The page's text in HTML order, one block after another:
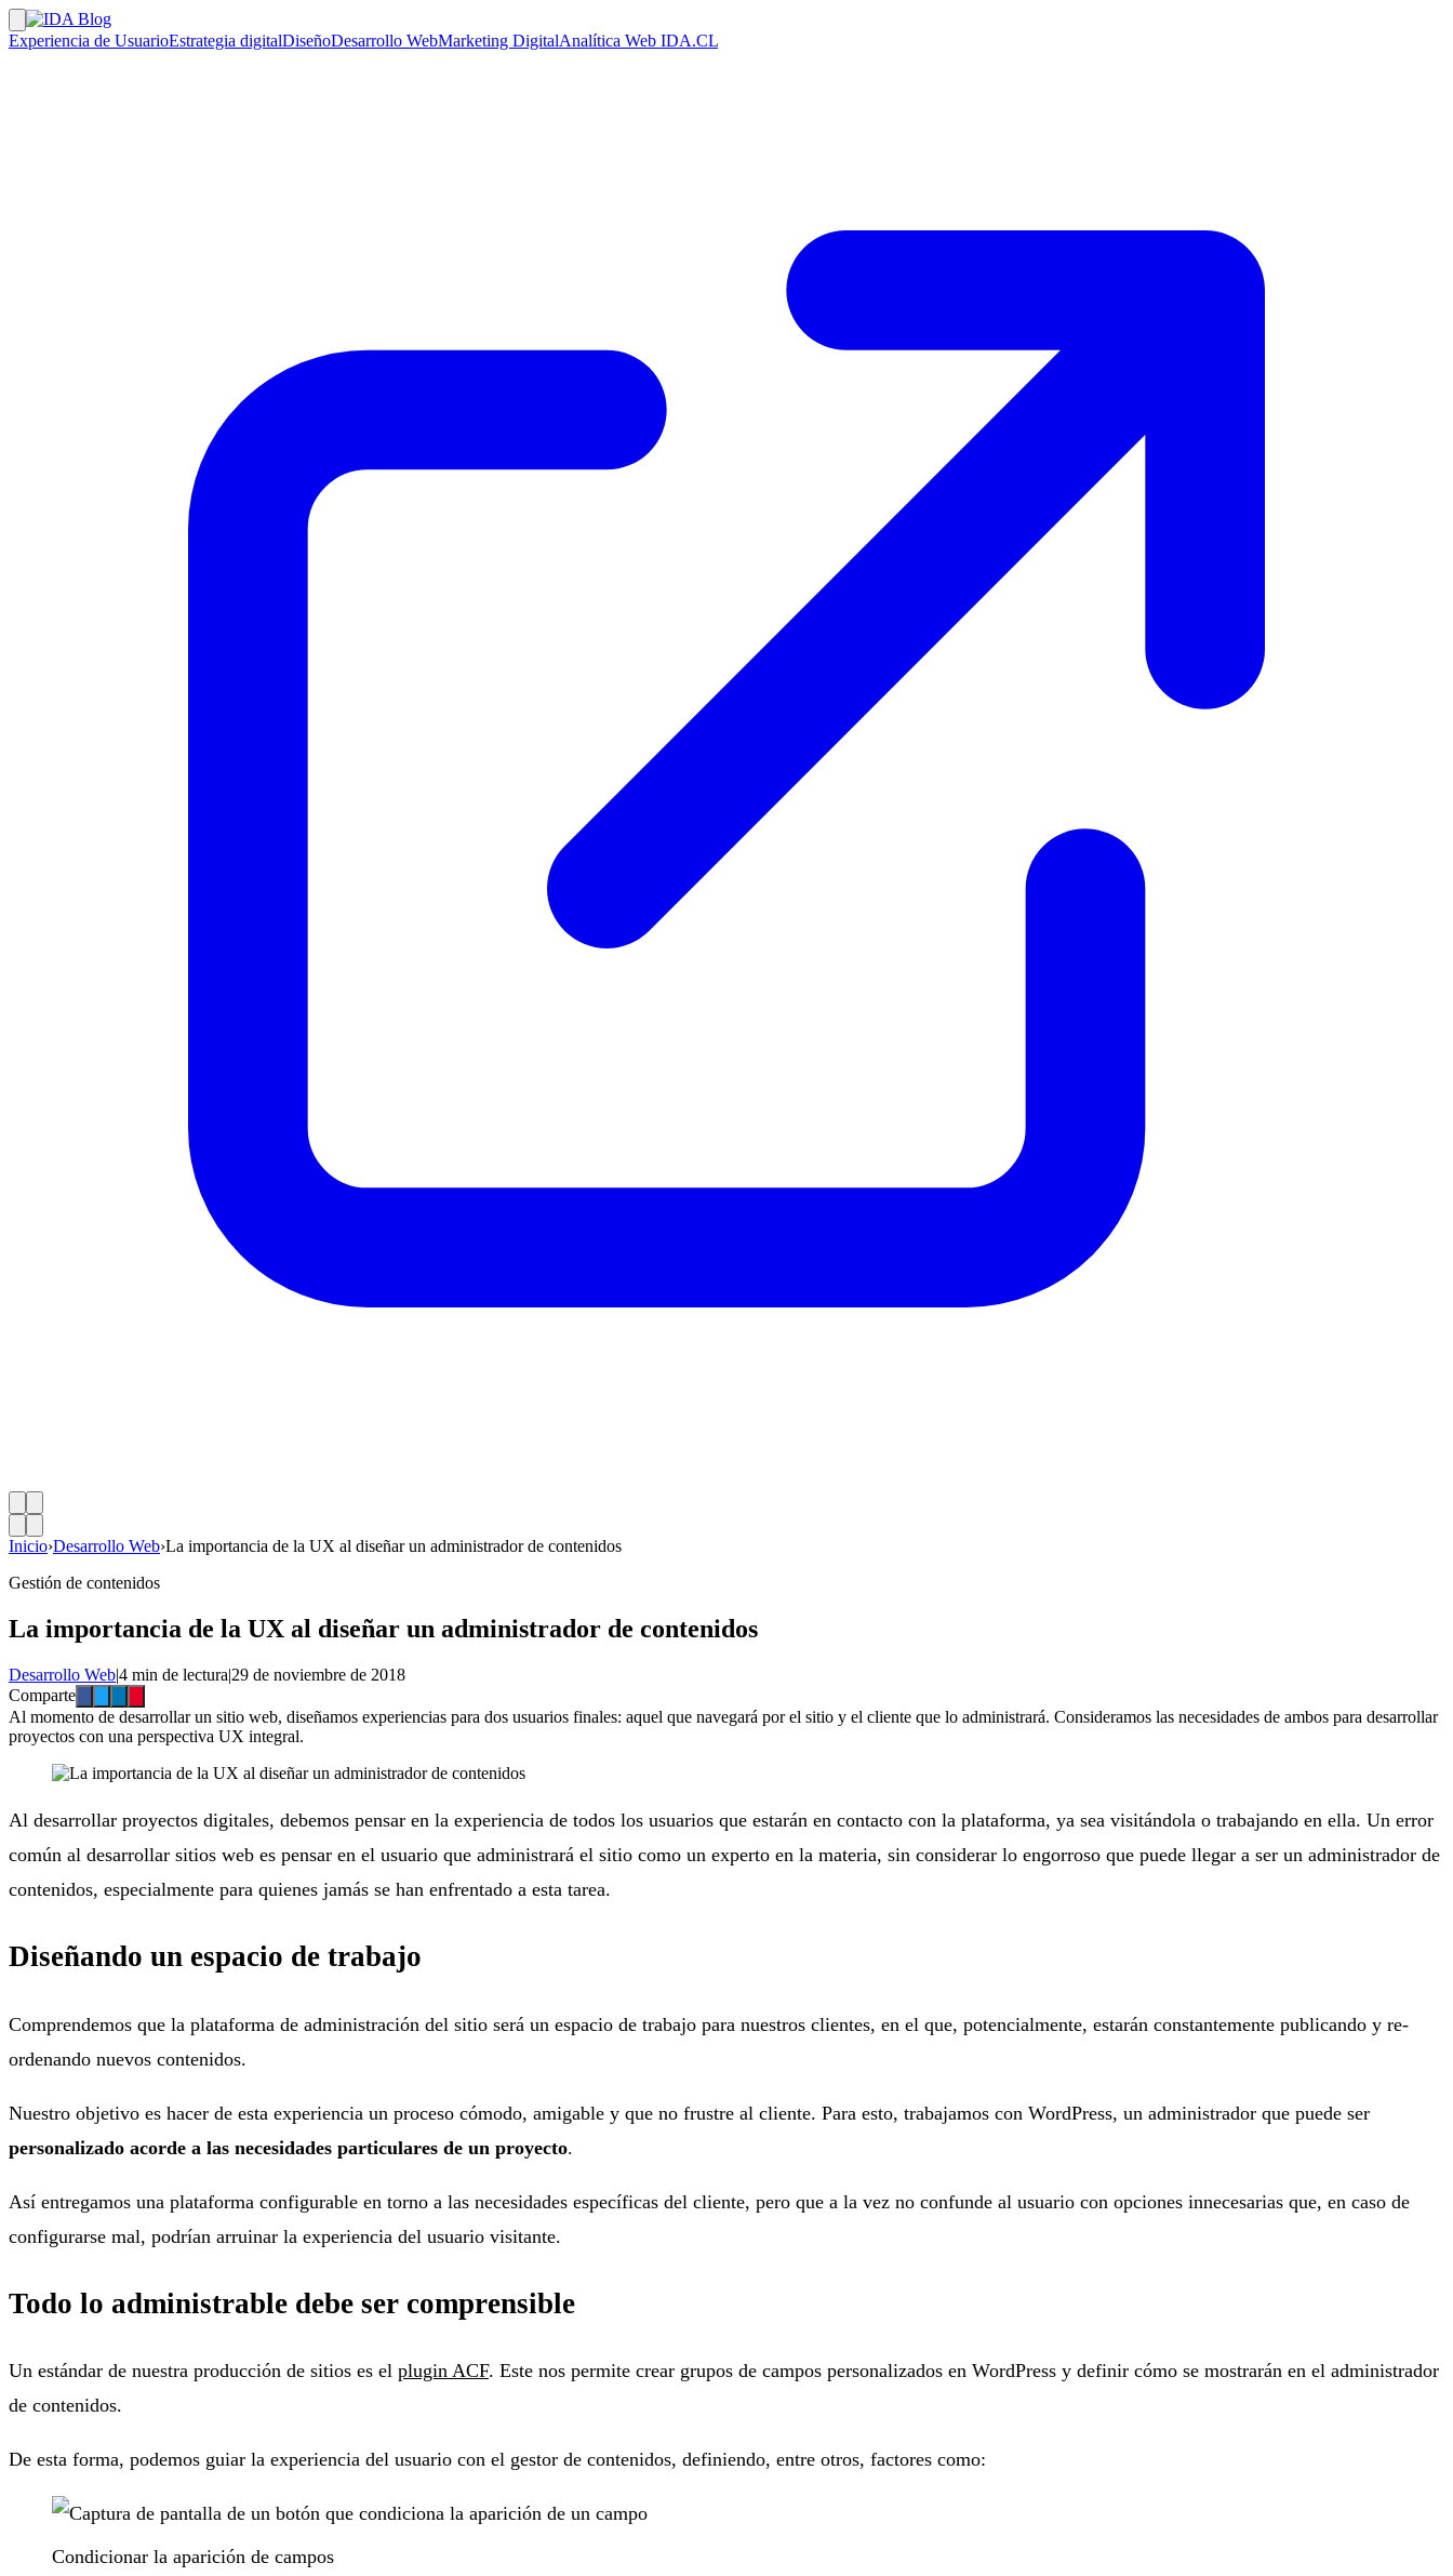
Experiencia de UsuarioEstrategia digitalDiseñoDesarrollo WebMarketing DigitalAnalítica Web IDA.CL
Inicio›Desarrollo Web›La importancia de la UX al diseñar un administrador de contenidos
Gestión de contenidos
La importancia de la UX al diseñar un administrador de contenidos
Desarrollo Web|4 min de lectura|29 de noviembre de 2018
Comparte
Al momento de desarrollar un sitio web, diseñamos experiencias para dos usuarios finales: aquel que navegará por el sitio y el cliente que lo administrará. Consideramos las necesidades de ambos para desarrollar
proyectos con una perspectiva UX integral.
Al desarrollar proyectos digitales, debemos pensar en la experiencia de todos los usuarios que estarán en contacto con la plataforma, ya sea visitándola o trabajando en ella. Un error
común al desarrollar sitios web es pensar en el usuario que administrará el sitio como un experto en la materia, sin considerar lo engorroso que puede llegar a ser un administrador de
contenidos, especialmente para quienes jamás se han enfrentado a esta tarea.
Diseñando un espacio de trabajo
Comprendemos que la plataforma de administración del sitio será un espacio de trabajo para nuestros clientes, en el que, potencialmente, estarán constantemente publicando y re-
ordenando nuevos contenidos.
Nuestro objetivo es hacer de esta experiencia un proceso cómodo, amigable y que no frustre al cliente. Para esto, trabajamos con WordPress, un administrador que puede ser
personalizado acorde a las necesidades particulares de un proyecto.
Así entregamos una plataforma configurable en torno a las necesidades específicas del cliente, pero que a la vez no confunde al usuario con opciones innecesarias que, en caso de
configurarse mal, podrían arruinar la experiencia del usuario visitante.
Todo lo administrable debe ser comprensible
Un estándar de nuestra producción de sitios es el plugin ACF. Este nos permite crear grupos de campos personalizados en WordPress y definir cómo se mostrarán en el administrador
de contenidos.
De esta forma, podemos guiar la experiencia del usuario con el gestor de contenidos, definiendo, entre otros, factores como:
Condicionar la aparición de campos